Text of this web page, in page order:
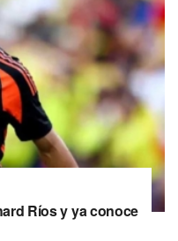
Ríos y ya conoce